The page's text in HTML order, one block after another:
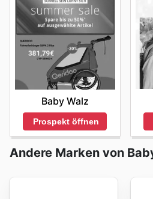
Baby Walz
Prospekt öffnen
Andere Marken von